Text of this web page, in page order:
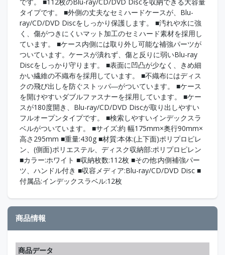
タイプです。 ■外側の丈夫なセミハードケースが、Blu-
ray/CD/DVD Discをしっかり保護します。 ■汚れや水に強
く、傷がつきにくいマット加工のセミハード素材を採用し
ています。 ■ケース内側には取り外し可能な補強パーツが
ついています。ケースが潰れず、傷と反りに弱いBlu-ray
Discをしっかり守ります。 ■表面に凹凸が少なく、きめ細
かい繊維の不織布を採用しています。 ■不織布にはディス
クの飛び出しを防ぐストッパ―がついています。 ■ケース
を開けやすいダブルファスナーを採用しています。 ■ケー
スが180度開き、Blu-ray/CD/DVD Discが取り出しやすい
フルオープンタイプです。 ■検索しやすいインデックスラ
ベルがついています。 ■サイズ:約 幅175mm×奥行90mm×
高さ295mm ■重量:430g ■材質:本体:(上下面)ポリプロピレ
ン、(側面)ポリエステル、ディスク収納部:ポリプロピレン
■カラー:ホワイト ■収納枚数:112枚 ■その他:内側補強パー
ツ、ハンドル付き ■収容メディア:Blu-ray/CD/DVD Disc ■
付属品:インデックスラベル:12枚
商品情報
商品データ